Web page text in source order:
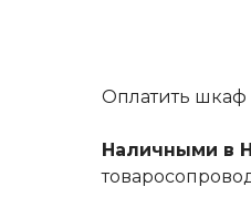
Оплатить
Наличными в